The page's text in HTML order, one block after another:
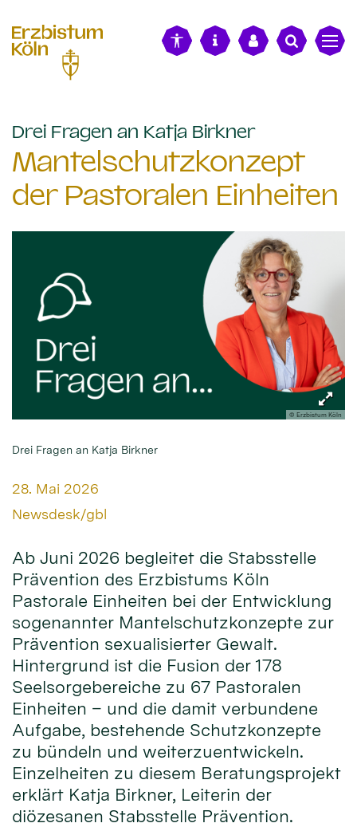
Drei Fragen an Katja Birkner:
Mantelschutzkonzept
der Pastoralen Einheiten
© Erzbistum Köln
Drei Fragen an Katja Birkner
Datum:
28. Mai 2026
Von:
Newsdesk/gbl
Ab Juni 2026 begleitet die Stabsstelle
Prävention des Erzbistums Köln
Pastorale Einheiten bei der Entwicklung
sogenannter Mantelschutzkonzepte zur
Prävention sexualisierter Gewalt.
Hintergrund ist die Fusion der 178
Seelsorgebereiche zu 67 Pastoralen
Einheiten – und die damit verbundene
Aufgabe, bestehende Schutzkonzepte
zu bündeln und weiterzuentwickeln.
Einzelheiten zu diesem Beratungsprojekt
erklärt Katja Birkner, Leiterin der
diözesanen Stabsstelle Prävention.